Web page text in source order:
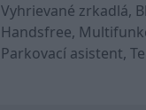
Vyhrievané zrkadlá,
Handsfree,
Parkovací asistent,